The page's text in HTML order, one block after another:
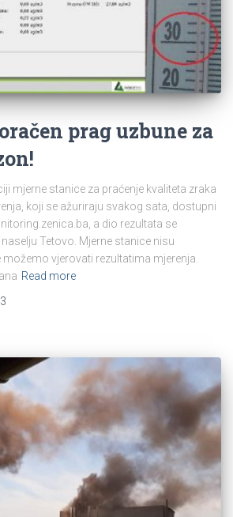
prag uzbune za
mjerne stanice za praćenje kvaliteta zraka
koji se ažuriraju svakog sata, dostupni
a dio rezultata se
Tetovo. Mjerne stanice nisu
možemo vjerovati rezultatima mjerenja.
Read more